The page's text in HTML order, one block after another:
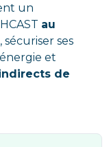
un
au
ses
et
de